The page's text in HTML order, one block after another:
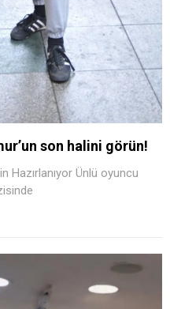
son halini görün!
Hazırlanıyor Ünlü oyuncu